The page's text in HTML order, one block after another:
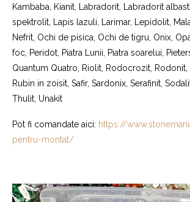
Kambaba, Kianit, Labradorit, Labradorit
spektrolit, Lapis lazuli, Larimar, Lepidolit,
Nefrit, Ochi de pisica, Ochi de tigru, Onix,
foc, Peridot, Piatra Lunii, Piatra soarelui,
Quantum Quatro, Riolit, Rodocrozit, Rodonit,
Rubin in zoisit, Safir, Sardonix, Serafinit,
Thulit, Unakit
Pot fi comandate aici: https://
pentru-montat/